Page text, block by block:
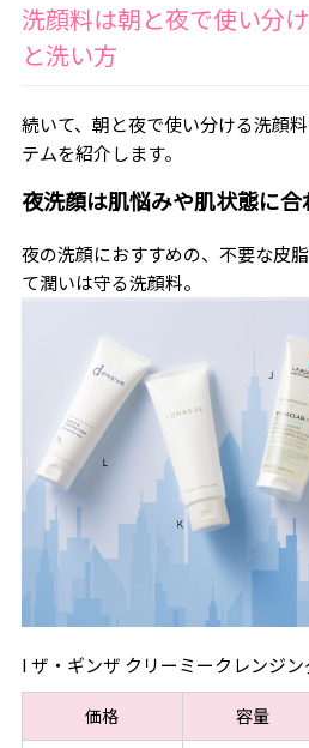
洗顔料は朝と夜で使い分
と洗い方
続いて、朝と夜で使い分ける洗顔
テムを紹介します。
夜洗顔は肌悩みや肌状態に
夜の洗顔におすすめの、不要な皮
て潤いは守る洗顔料。
I ザ・ギンザ クリーミークレンジ
価格 容量